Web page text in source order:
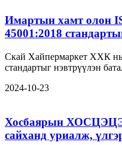
Имартын хамт олон
45001:2018
Скай Хайпермаркет ХХК нь
стандартыг нэвтрүүлэн
2024-10-23
Хосбаярын
сайханд уриалж,